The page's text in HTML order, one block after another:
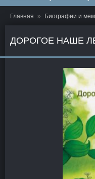
Главная Биографии и
ДОРОГОЕ НАШЕ